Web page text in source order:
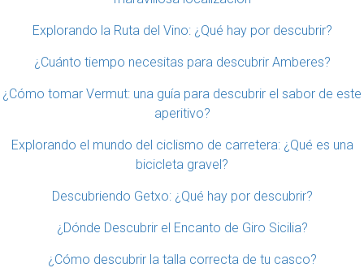
Explorando la Ruta del Vino: ¿Qué hay por descubrir?
¿Cuánto tiempo necesitas para descubrir Amberes?
¿Cómo tomar Vermut: una guía para descubrir el sabor de este
aperitivo?
Explorando el mundo del ciclismo de carretera: ¿Qué es una
bicicleta gravel?
Descubriendo Getxo: ¿Qué hay por descubrir?
¿Dónde Descubrir el Encanto de Giro Sicilia?
¿Cómo descubrir la talla correcta de tu casco?